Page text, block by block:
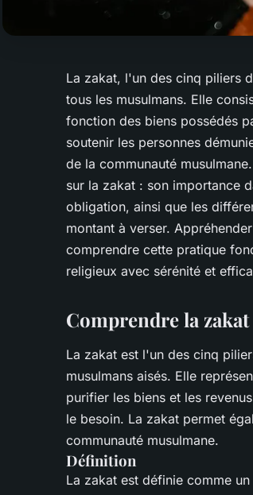
La zakat, l'un des cinq piliers
tous les musulmans. Elle
fonction des biens possédés
soutenir les personnes
de la communauté
sur la zakat : son importance
obligation, ainsi que les
montant à verser.
comprendre cette pratique
religieux avec sérénité et
Comprendre la
La zakat est l'un des cinq
musulmans aisés. Elle
purifier les biens et les
le besoin. La zakat permet
communauté musulmane.
Définition
La zakat est définie comme